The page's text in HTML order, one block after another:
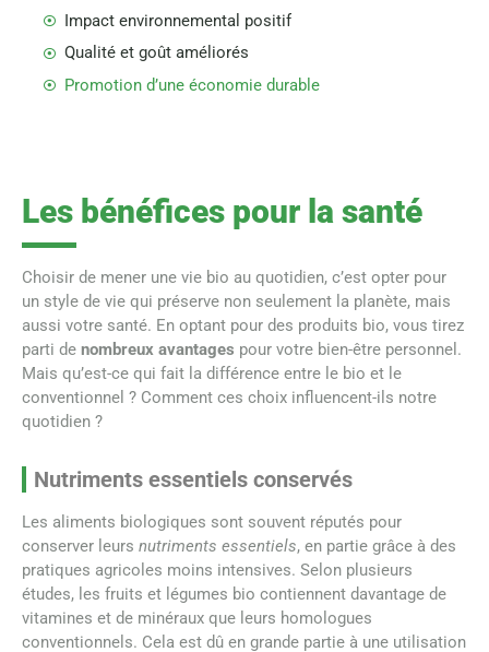
Impact environnemental positif
Qualité et goût améliorés
Promotion d’une économie durable
Les bénéfices pour la santé
Choisir de mener une vie bio au quotidien, c’est opter pour
un style de vie qui préserve non seulement la planète, mais
aussi votre santé. En optant pour des produits bio, vous tirez
parti de nombreux avantages pour votre bien-être personnel.
Mais qu’est-ce qui fait la différence entre le bio et le
conventionnel ? Comment ces choix influencent-ils notre
quotidien ?
Nutriments essentiels conservés
Les aliments biologiques sont souvent réputés pour
conserver leurs nutriments essentiels, en partie grâce à des
pratiques agricoles moins intensives. Selon plusieurs
études, les fruits et légumes bio contiennent davantage de
vitamines et de minéraux que leurs homologues
conventionnels. Cela est dû en grande partie à une utilisation